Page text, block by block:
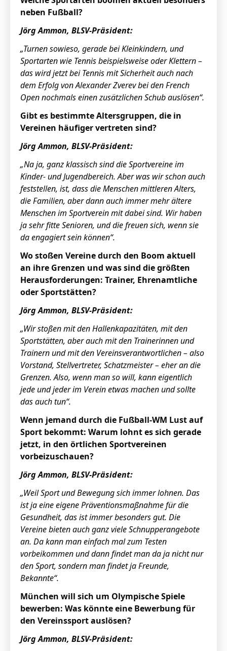
neben Fußball?
Jörg Ammon, BLSV-Präsident:
„Turnen sowieso, gerade bei Kleinkindern, und
Sportarten wie Tennis beispielsweise oder Klettern –
das wird jetzt bei Tennis mit Sicherheit auch nach
dem Erfolg von Alexander Zverev bei den French
Open nochmals einen zusätzlichen Schub auslösen“.
Gibt es bestimmte Altersgruppen, die in
Vereinen häufiger vertreten sind?
Jörg Ammon, BLSV-Präsident:
„Na ja, ganz klassisch sind die Sportvereine im
Kinder- und Jugendbereich. Aber was wir schon auch
feststellen, ist, dass die Menschen mittleren Alters,
die Familien, aber dann auch immer mehr ältere
Menschen im Sportverein mit dabei sind. Wir haben
ja sehr fitte Senioren, und die freuen sich, wenn sie
da engagiert sein können“.
Wo stoßen Vereine durch den Boom aktuell
an ihre Grenzen und was sind die größten
Herausforderungen: Trainer, Ehrenamtliche
oder Sportstätten?
Jörg Ammon, BLSV-Präsident:
„Wir stoßen mit den Hallenkapazitäten, mit den
Sportstätten, aber auch mit den Trainerinnen und
Trainern und mit den Vereinsverantwortlichen – also
Vorstand, Stellvertreter, Schatzmeister – eher an die
Grenzen. Also, wenn man so will, kann eigentlich
jede und jeder im Verein etwas machen und sollte
das auch tun“.
Wenn jemand durch die Fußball-WM Lust auf
Sport bekommt: Warum lohnt es sich gerade
jetzt, in den örtlichen Sportvereinen
vorbeizuschauen?
Jörg Ammon, BLSV-Präsident:
„Weil Sport und Bewegung sich immer lohnen. Das
ist ja eine eigene Präventionsmaßnahme für die
Gesundheit, das ist immer besonders gut. Die
Vereine bieten auch ganz viele Schnupperangebote
an. Da kann man einfach mal zum Testen
vorbeikommen und dann findet man da ja nicht nur
den Sport, sondern man findet ja Freunde,
Bekannte“.
München will sich um Olympische Spiele
bewerben: Was könnte eine Bewerbung für
den Vereinssport auslösen?
Jörg Ammon, BLSV-Präsident: